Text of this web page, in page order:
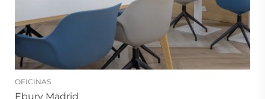
OFICINAS
Ebury Madrid